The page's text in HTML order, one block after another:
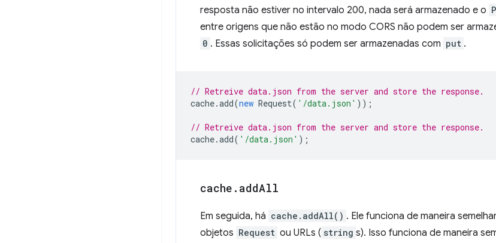
resposta não estiver no intervalo 200, nada será armazenado e o
entre origens que não estão no modo CORS não podem ser
0 . Essas solicitações só podem ser armazenadas com put .
// Retreive data.json from the server and store the response.
cache.add(new Request( '/data.json' ));
// Retreive data.json from the server and store the response.
cache.add( '/data.json' );
cache . addAll
Em seguida, há cache.addAll() . Ele funciona de maneira
objetos Request ou URLs ( string s). Isso funciona de maneira